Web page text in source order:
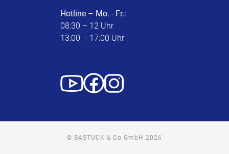
Hotline – Mo. - Fr.:
08:30 – 12 Uhr
13:00 – 17:00 Uhr
© BASTUCK & Co GmbH 2026